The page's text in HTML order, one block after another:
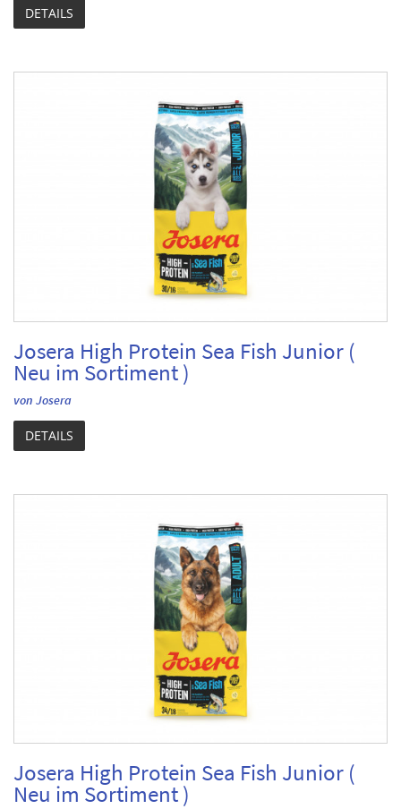
DETAILS
Josera High Protein Sea Fish Junior (
Neu im Sortiment )
von Josera
DETAILS
Josera High Protein Sea Fish Junior (
Neu im Sortiment )